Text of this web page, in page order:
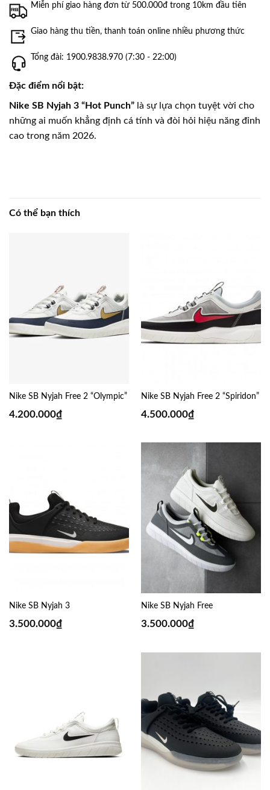
Miễn phí giao hàng đơn từ 500.000đ trong 10km đầu tiên
Giao hàng thu tiền, thanh toán online nhiều phương thức
Tổng đài: 1900.9838.970 (7:30 - 22:00)
Đặc điểm nổi bật:
Nike SB Nyjah 3 “Hot Punch” là sự lựa chọn tuyệt vời cho
những ai muốn khẳng định cá tính và đòi hỏi hiệu năng đỉnh
cao trong năm 2026.
Có thể bạn thích
Nike SB Nyjah Free 2 “Olympic”
4.200.000₫
Nike SB Nyjah Free 2 “Spiridon”
4.500.000₫
Nike SB Nyjah 3
3.500.000₫
Nike SB Nyjah Free
3.500.000₫